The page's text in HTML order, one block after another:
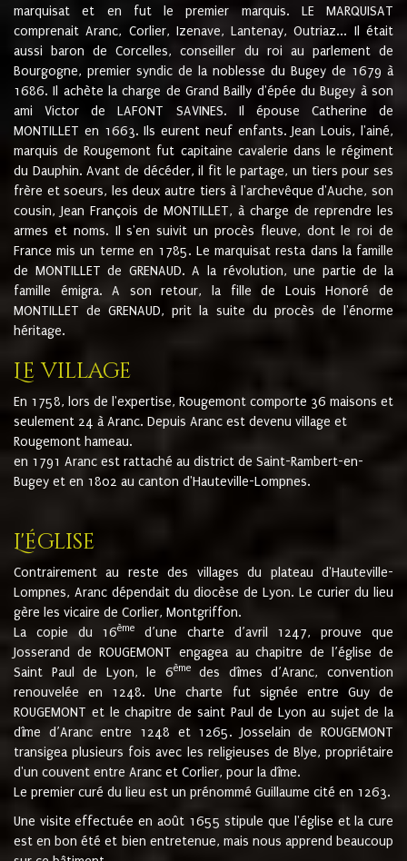
marquisat et en fut le premier marquis. LE MARQUISAT
comprenait Aranc, Corlier, Izenave, Lantenay, Outriaz... Il était
aussi baron de Corcelles, conseiller du roi au parlement de
Bourgogne, premier syndic de la noblesse du Bugey de 1679 à
1686. Il achète la charge de Grand Bailly d'épée du Bugey à son
ami Victor de LAFONT SAVINES. Il épouse Catherine de
MONTILLET en 1663. Ils eurent neuf enfants. Jean Louis, l'ainé,
marquis de Rougemont fut capitaine cavalerie dans le régiment
du Dauphin. Avant de décéder, il fit le partage, un tiers pour ses
frère et soeurs, les deux autre tiers à l'archevêque d'Auche, son
cousin, Jean François de MONTILLET, à charge de reprendre les
armes et noms. Il s'en suivit un procès fleuve, dont le roi de
France mis un terme en 1785. Le marquisat resta dans la famille
de MONTILLET de GRENAUD. A la révolution, une partie de la
famille émigra. A son retour, la fille de Louis Honoré de
MONTILLET de GRENAUD, prit la suite du procès de l'énorme
héritage.
Le village
En 1758, lors de l'expertise, Rougemont comporte 36 maisons et
seulement 24 à Aranc. Depuis Aranc est devenu village et
Rougemont hameau.
en 1791 Aranc est rattaché au district de Saint-Rambert-en-
Bugey et en 1802 au canton d'Hauteville-Lompnes.
L'église
Contrairement au reste des villages du plateau d'Hauteville-
Lompnes, Aranc dépendait du diocèse de Lyon. Le curier du lieu
gère les vicaire de Corlier, Montgriffon.
La copie du 16ème
d’une charte d’avril 1247, prouve que
Josserand de ROUGEMONT engagea au chapitre de l’église de
Saint Paul de Lyon, le 6èmedes dîmes d’Aranc, convention
renouvelée en 1248. Une charte fut signée entre Guy de
ROUGEMONT et le chapitre de saint Paul de Lyon au sujet de la
dîme d’Aranc entre 1248 et 1265. Josselain de ROUGEMONT
transigea plusieurs fois avec les religieuses de Blye, propriétaire
d'un couvent entre Aranc et Corlier, pour la dîme.
Le premier curé du lieu est un prénommé Guillaume cité en 1263.
Une visite effectuée en août 1655 stipule que l'église et la cure
est en bon été et bien entretenue, mais nous apprend beaucoup